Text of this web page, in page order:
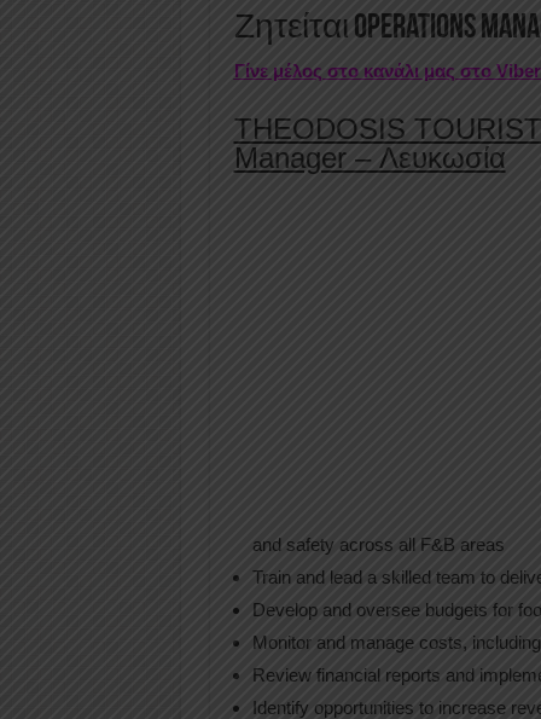
Ζητείται Operations
Γίνε μέλος στο κανάλι μας στο
THEODOSIS TOURIST
Manager – Λευκωσία
and safety across all F&B areas
Train and lead a skilled team to
Develop and oversee budgets for
Monitor and manage costs,
Review financial reports and
Identify opportunities to increase